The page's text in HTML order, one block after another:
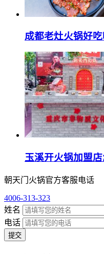
成都老灶火锅好
玉溪开火锅加盟
朝天门火锅官方客服电话
4006-313-323
姓名
电话
提交